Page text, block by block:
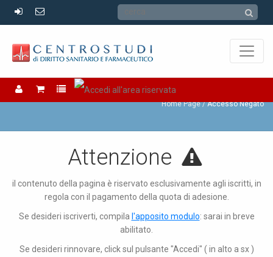
Accesso Negato
Home Page Accesso Negato
Attenzione
il contenuto della pagina è riservato esclusivamente agli iscritti, in
regola con il pagamento della quota di adesione.
Se desideri iscriverti, compila l'apposito modulo: sarai in breve
abilitato.
Se desideri rinnovare, click sul pulsante "Accedi" ( in alto a sx )